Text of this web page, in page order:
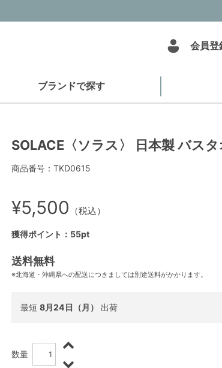
会員登
ブランドで探す
SOLACE〈ソラス〉 日本製 バス
商品番号：TKD0615
¥5,500 （税込）
獲得ポイント：55pt
送料無料
※北海道・沖縄県への配送につきましては別途送料がかかります。
最短 8月24日（月） 出荷
数量